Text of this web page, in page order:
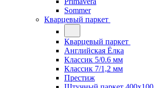
Sommer
Кварцевый паркет
Кварцевый паркет
Английская Ёлка
Классик 5/0.6 мм
Классик 7/1,2 мм
Престиж